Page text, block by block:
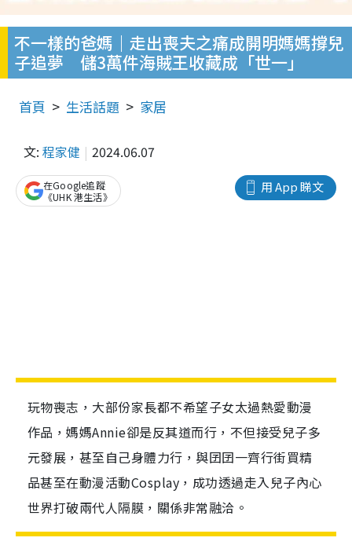
不一樣的爸媽｜走出喪夫之痛成開明媽媽撐兒
子追夢 儲3萬件海賊王收藏成「世一」
首頁 生活話題 家居
文: 程家健 2024.06.07
用 App 睇文
在Google追蹤
《UHK 港生活》
玩物喪志，大部份家長都不希望子女太過熱愛動漫
作品，媽媽Annie卻是反其道而行，不但接受兒子多
元發展，甚至自己身體力行，與囝囝一齊行街買精
品甚至在動漫活動Cosplay，成功透過走入兒子內心
世界打破兩代人隔膜，關係非常融洽。